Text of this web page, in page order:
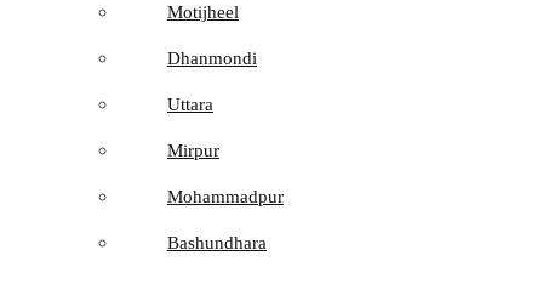
Motijheel
Dhanmondi
Uttara
Mirpur
Mohammadpur
Bashundhara